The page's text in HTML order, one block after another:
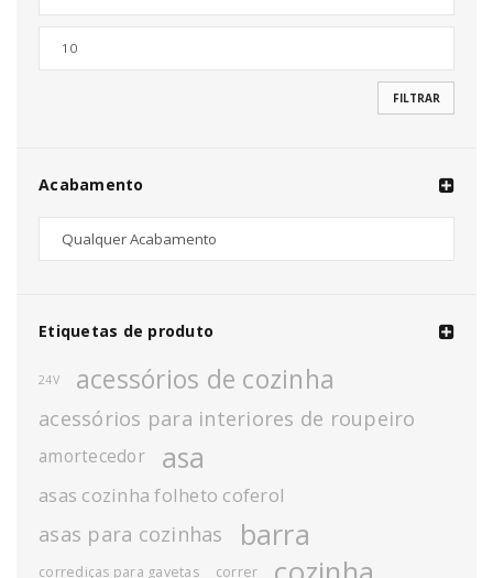
FILTRAR
Acabamento
Etiquetas de produto
24V acessórios de cozinha
acessórios para interiores de roupeiro
amortecedor asa
asas cozinha folheto coferol
asas para cozinhas barra
corrediças para gavetas correr